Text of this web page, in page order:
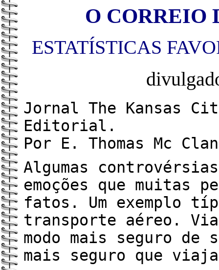
O CORREIO
ESTATÍSTICAS
Jornal The Kansas
Editorial.
Por E. Thomas Mc
Algumas
emoções que muitas
fatos. Um exemplo
transporte aéreo.
modo mais seguro
mais seguro que